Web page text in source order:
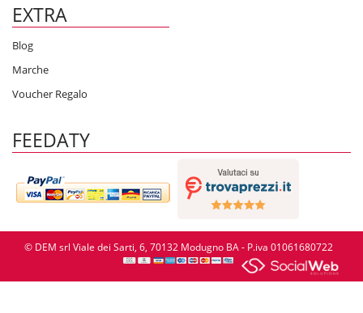
EXTRA
Blog
Marche
Voucher Regalo
FEEDATY
© DEM srl Viale dei Sarti, 6, 70132 Modugno BA - P.iva 01061680722